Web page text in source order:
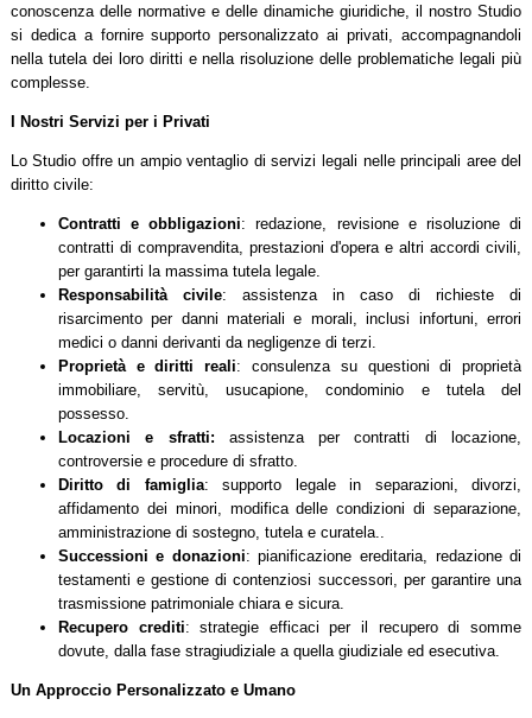
conoscenza delle normative e delle dinamiche giuridiche, il nostro Studio
si dedica a fornire supporto personalizzato ai privati, accompagnandoli
nella tutela dei loro diritti e nella risoluzione delle problematiche legali più
complesse.
I Nostri Servizi per i Privati
Lo Studio offre un ampio ventaglio di servizi legali nelle principali aree del
diritto civile:
Contratti e obbligazioni: redazione, revisione e risoluzione di
contratti di compravendita, prestazioni d'opera e altri accordi civili,
per garantirti la massima tutela legale.
Responsabilità civile: assistenza in caso di richieste di
risarcimento per danni materiali e morali, inclusi infortuni, errori
medici o danni derivanti da negligenze di terzi.
Proprietà e diritti reali: consulenza su questioni di proprietà
immobiliare, servitù, usucapione, condominio e tutela del
possesso.
Locazioni e sfratti: assistenza per contratti di locazione,
controversie e procedure di sfratto.
Diritto di famiglia: supporto legale in separazioni, divorzi,
affidamento dei minori, modifica delle condizioni di separazione,
amministrazione di sostegno, tutela e curatela..
Successioni e donazioni: pianificazione ereditaria, redazione di
testamenti e gestione di contenziosi successori, per garantire una
trasmissione patrimoniale chiara e sicura.
Recupero crediti: strategie efficaci per il recupero di somme
dovute, dalla fase stragiudiziale a quella giudiziale ed esecutiva.
Un Approccio Personalizzato e Umano